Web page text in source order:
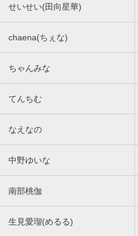
せいせい(田向星華)
chaena(ちぇな)
ちゃんみな
てんちむ
なえなの
中野ゆいな
南部桃伽
生見愛瑠(めるる)